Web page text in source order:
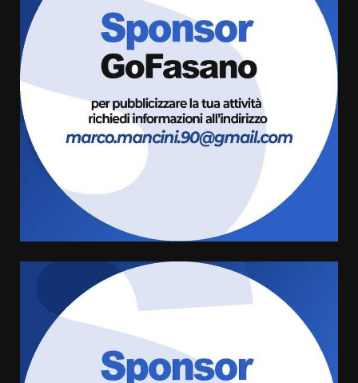
3
6 Agosto 2026 18:13
Carta d’identità: continua il piano
di aperture straordinarie del
Comune di Fasano
6 Agosto 2026 14:16
Grazia Neglia, coordinatrice
cittadina di Fratelli d’Italia,
pronta a tornare in Consiglio
cittadinanza attiva: online
l’avviso per la gestione
condivisa della Villetta di
6 Agosto 2026 06:20
La magia del Minareto e la prima